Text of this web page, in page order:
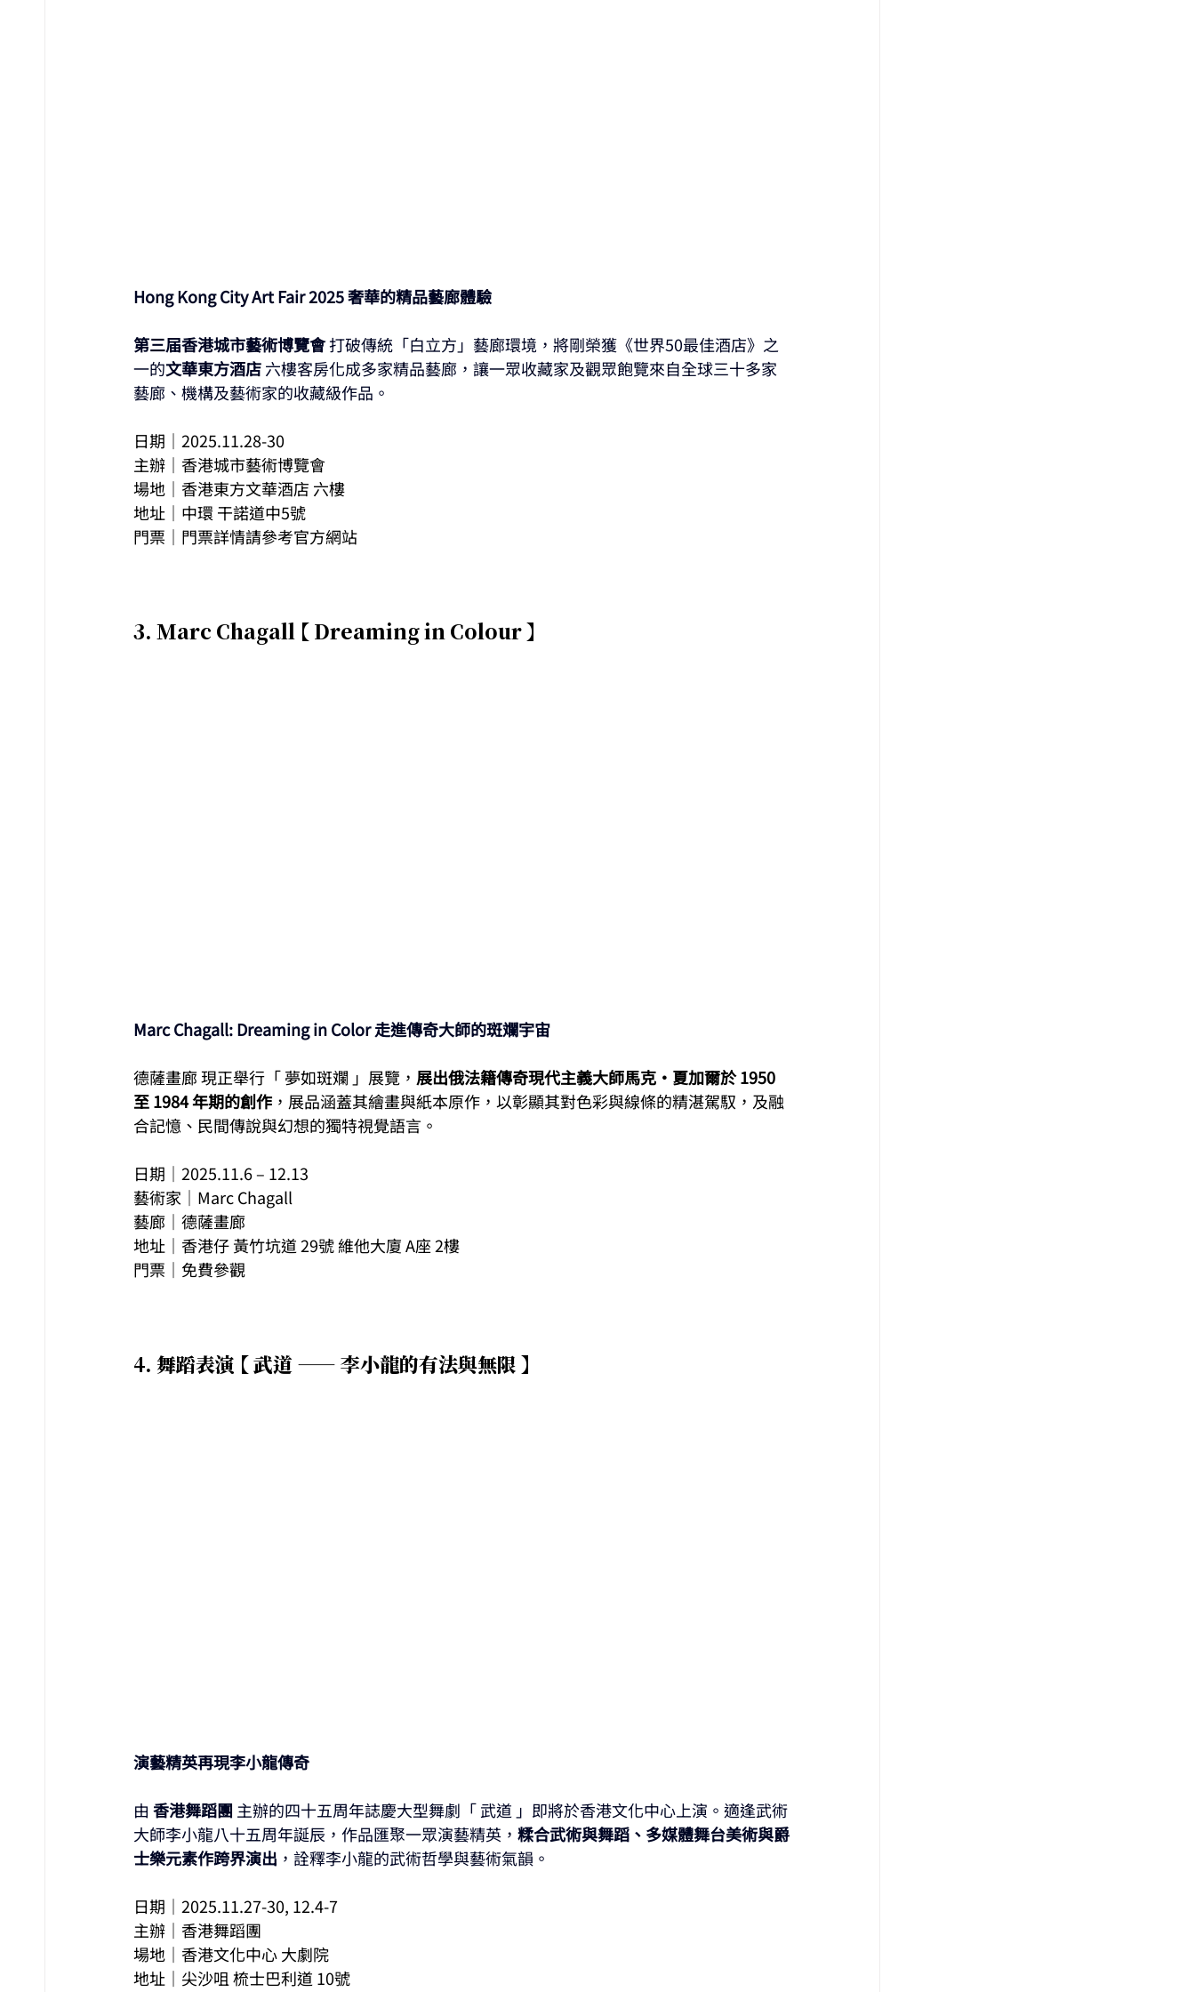
Hong Kong City Art Fair 2025 奢華的精品藝廊體驗
第三届香港城市藝術博覽會 打破傳統「白立方」藝廊環境，將剛榮獲《世界50最佳酒店》之
一的文華東方酒店 六樓客房化成多家精品藝廊，讓一眾收藏家及觀眾飽覽來自全球三十多家
藝廊、機構及藝術家的收藏級作品。
日期｜2025.11.28-30
主辦｜香港城市藝術博覽會
場地｜香港東方文華酒店 六樓
地址｜中環 干諾道中5號
門票｜門票詳情請參考官方網站
3. Marc Chagall 【 Dreaming in Colour 】
Marc Chagall: Dreaming in Color 走進傳奇大師的斑斕宇宙
德薩畫廊 現正舉行「 夢如斑斕 」展覽， 展出俄法籍傳奇現代主義大師馬克·夏加爾於 1950
至 1984 年期的創作 ，展品涵蓋其繪畫與紙本原作，以彰顯其對色彩與線條的精湛駕馭，及融
合記憶、民間傳說與幻想的獨特視覺語言。
日期｜2025.11.6 – 12.13
藝術家｜Marc Chagall
藝廊｜德薩畫廊
地址｜香港仔 黃竹坑道 29號 維他大廈 A座 2樓
門票｜免費參觀
4. 舞蹈表演 【 武道 —— 李小龍的有法與無限 】
演藝精英再現李小龍傳奇
由 香港舞蹈團 主辦的四十五周年誌慶大型舞劇「 武道 」即將於香港文化中心上演。適逢武術
大師李小龍八十五周年誕辰，作品匯聚一眾演藝精英， 糅合武術與舞蹈、多媒體舞台美術與爵
士樂元素作跨界演出 ，詮釋李小龍的武術哲學與藝術氣韻。
日期｜2025.11.27-30, 12.4-7
主辦｜香港舞蹈團
場地｜香港文化中心 大劇院
地址｜尖沙咀 梳士巴利道 10號